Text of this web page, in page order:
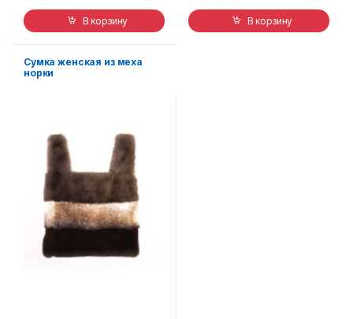
В корзину В корзину
Сумка женская из меха
норки